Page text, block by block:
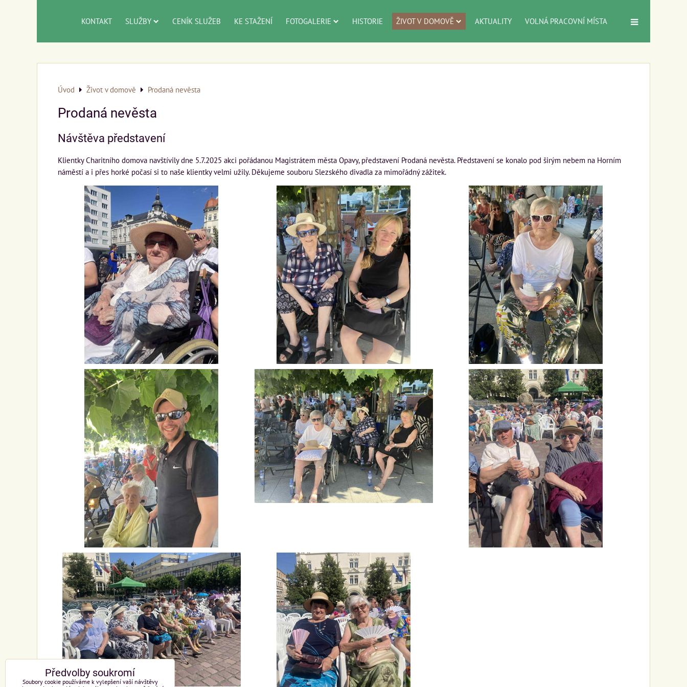
KONTAKT SLUŽBY CENÍK SLUŽEB KE STAŽENÍ FOTOGALERIE HISTORIE ŽIVOT V DOMOVĚ AKTUALITY VOLNÁ PRACOVNÍ MÍSTA
Úvod Život v domově Prodaná nevěsta
Prodaná nevěsta
Návštěva představení
Klientky Charitního domova navštívily dne 5.7.2025 akci pořádanou Magistrátem města Opavy, představení Prodaná nevěsta. Představení se konalo pod širým nebem na Horním
náměstí a i přes horké počasí si to naše klientky velmi užily. Děkujeme souboru Slezského divadla za mimořádný zážitek.
Předvolby soukromí
Soubory cookie používáme k vylepšení vaší návštěvy